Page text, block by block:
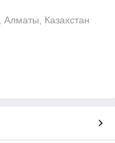
Казахстан